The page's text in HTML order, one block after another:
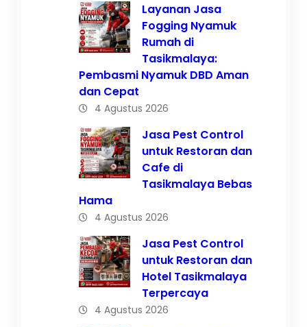
Layanan Jasa
Fogging Nyamuk
Rumah di
Tasikmalaya:
Pembasmi Nyamuk DBD Aman
dan Cepat
4 Agustus 2026
Jasa Pest Control
untuk Restoran dan
Cafe di
Tasikmalaya Bebas
Hama
4 Agustus 2026
Jasa Pest Control
untuk Restoran dan
Hotel Tasikmalaya
Terpercaya
4 Agustus 2026